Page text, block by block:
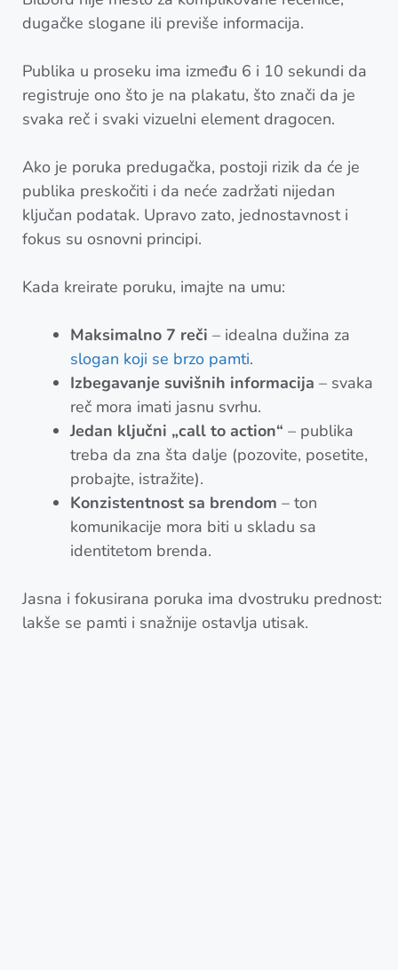
dugačke slogane ili previše informacija.
Publika u proseku ima između 6 i 10 sekundi da
registruje ono što je na plakatu, što znači da je
svaka reč i svaki vizuelni element dragocen.
Ako je poruka predugačka, postoji rizik da će je
publika preskočiti i da neće zadržati nijedan
ključan podatak. Upravo zato, jednostavnost i
fokus su osnovni principi.
Kada kreirate poruku, imajte na umu:
Maksimalno 7 reči – idealna dužina za
slogan koji se brzo pamti.
Izbegavanje suvišnih informacija – svaka
reč mora imati jasnu svrhu.
Jedan ključni „call to action“ – publika
treba da zna šta dalje (pozovite, posetite,
probajte, istražite).
Konzistentnost sa brendom – ton
komunikacije mora biti u skladu sa
identitetom brenda.
Jasna i fokusirana poruka ima dvostruku prednost:
lakše se pamti i snažnije ostavlja utisak.